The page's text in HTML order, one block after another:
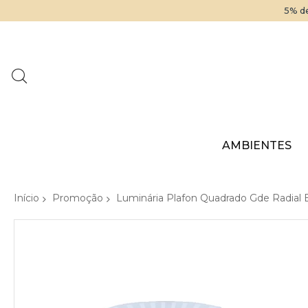
5%
AMBIENTES
Início Promoção Luminária Plafon Quadrado Gde Radial